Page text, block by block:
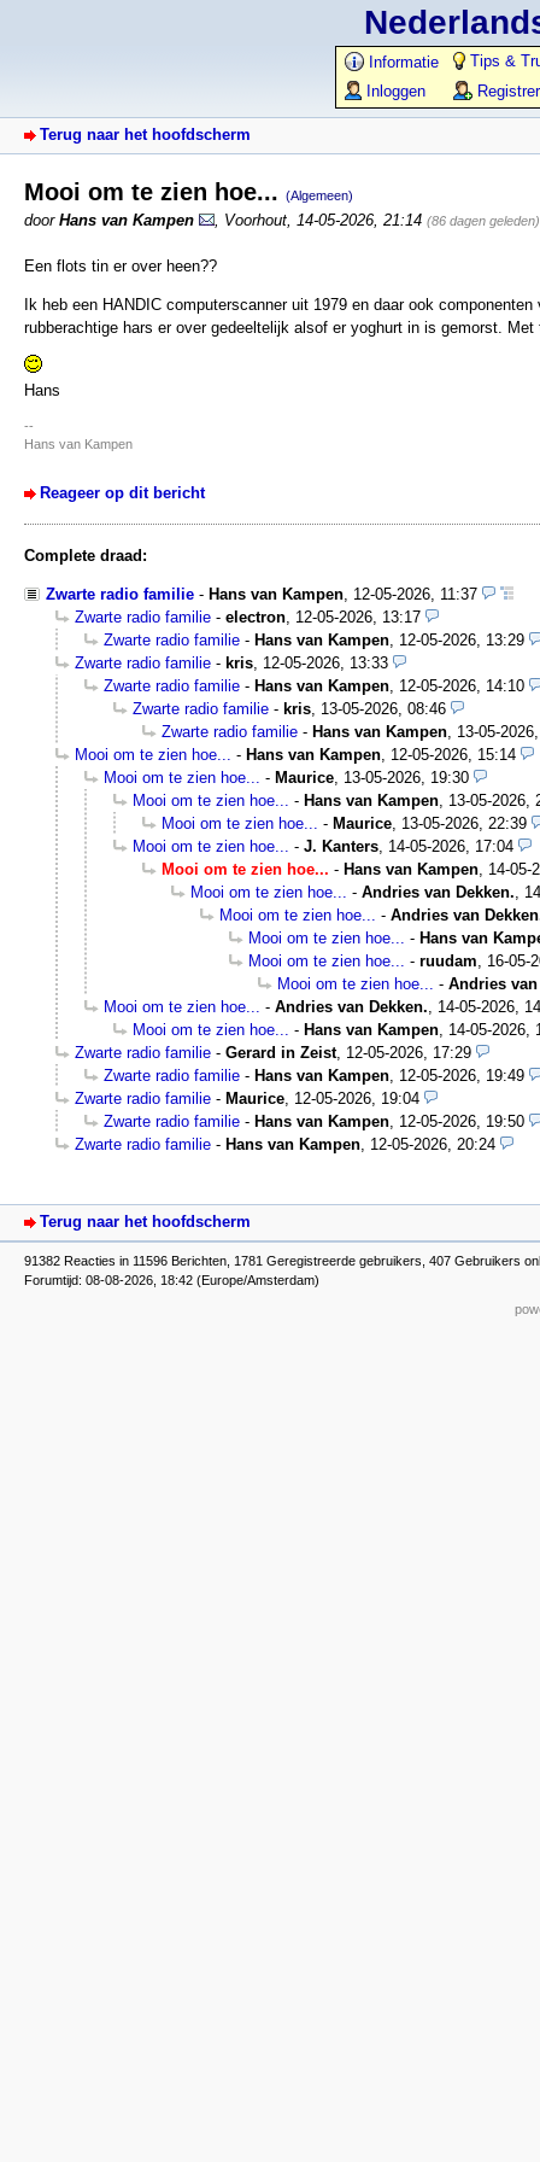
Informatie
Tips &
Inloggen
Terug naar het hoofdscherm
Mooi om te zien hoe... (Algemeen)
door Hans van Kampen Voorhout 14-05-2026, 21:14 (86 dagen geleden)
Een flots tin er over heen??
Ik heb een HANDIC computerscanner uit 1979 en daar ook
rubberachtige hars er over gedeeltelijk alsof er yoghurt in is gemorst.
Hans
--
Hans van Kampen
Reageer op dit bericht
Complete draad:
Zwarte radio familie - Hans van Kampen, 12-05-2026, 11:37
Zwarte radio familie - electron, 12-05-2026, 13:17
Zwarte radio familie - Hans van Kampen, 12-05-2026, 13:29
Zwarte radio familie - kris, 12-05-2026, 13:33
Zwarte radio familie - Hans van Kampen, 12-05-2026, 14:10
Zwarte radio familie - kris, 13-05-2026, 08:46
Zwarte radio familie - Hans van Kampen, 13-05-
Mooi om te zien hoe... - Hans van Kampen, 12-05-2026, 15:14
Mooi om te zien hoe... - Maurice, 13-05-2026, 19:30
Mooi om te zien hoe... - Hans van Kampen, 13-05-2026,
Mooi om te zien hoe... - Maurice, 13-05-2026, 22:39
Mooi om te zien hoe... - J. Kanters, 14-05-2026, 17:04
Mooi om te zien hoe... - Hans van Kampen, 14-05-
Mooi om te zien hoe... - Andries van Dekken.,
Mooi om te zien hoe... - Andries van
Mooi om te zien hoe... - Hans van
Mooi om te zien hoe... - ruudam, 16-05-
Mooi om te zien hoe... - Andries
Mooi om te zien hoe... - Andries van Dekken., 14-05-2026,
Mooi om te zien hoe... - Hans van Kampen, 14-05-2026,
Zwarte radio familie - Gerard in Zeist, 12-05-2026, 17:29
Zwarte radio familie - Hans van Kampen, 12-05-2026, 19:49
Zwarte radio familie - Maurice, 12-05-2026, 19:04
Zwarte radio familie - Hans van Kampen, 12-05-2026, 19:50
Zwarte radio familie - Hans van Kampen, 12-05-2026, 20:24
Terug naar het hoofdscherm
91382 Reacties in 11596 Berichten, 1781 Geregistreerde gebruikers, 407 Gebruikers
Forumtijd: 08-08-2026, 18:42 (Europe/Amsterdam)